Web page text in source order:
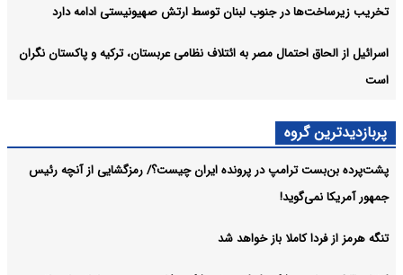
تخریب زیرساخت‌ها در جنوب لبنان توسط ارتش صهیونیستی ادامه دارد
اسرائیل از الحاق احتمال مصر به ائتلاف نظامی عربستان، ترکیه و پاکستان نگران
است
پربازدیدترین گروه
پشت‌پرده بن‌بست ترامپ در پرونده ایران چیست؟/ رمزگشایی از آنچه رئیس
جمهور آمریکا نمی‌گوید!
تنگه هرمز از فردا کاملا باز خواهد شد